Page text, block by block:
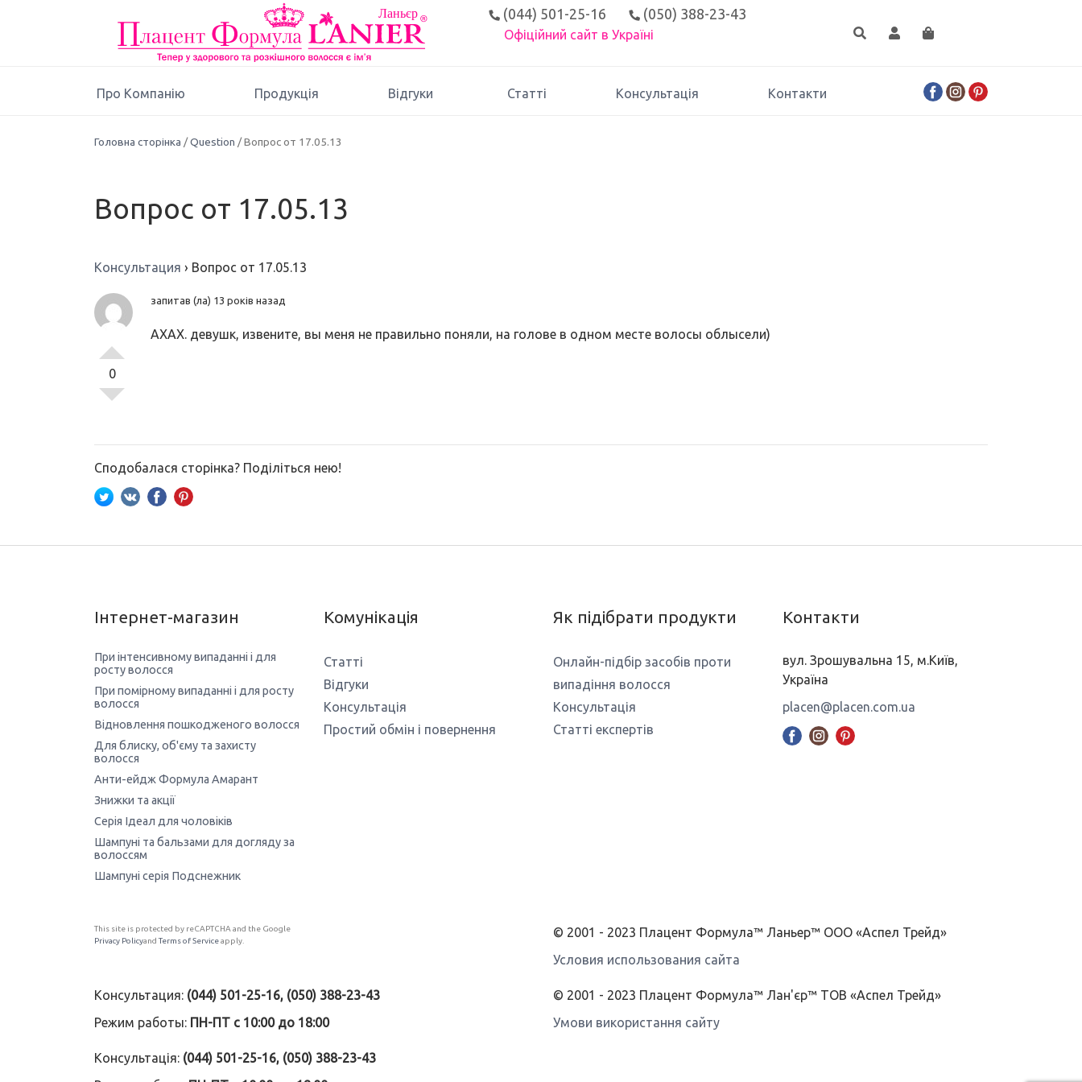
(044) 501-25-16 (050) 388-23-43
Офіційний сайт в Україні
Про Компанію Продукція Відгуки Статті Консультація Контакти
Головна сторінка /Question / Вопрос от 17.05.13
Вопрос от 17.05.13
Консультация › Вопрос от 17.05.13
0
запитав (ла) 13 років назад
АХАХ. девушк, извените, вы меня не правильно поняли, на голове в одном месте волосы облысели)
Сподобалася сторінка? Поділіться нею!
Інтернет-магазин
При інтенсивному випаданні і для
росту волосся
При помірному випаданні і для росту
волосся
Відновлення пошкодженого волосся
Для блиску, об'єму та захисту
волосся
Анти-ейдж Формула Амарант
Знижки та акції
Серія Ідеал для чоловіків
Шампуні та бальзами для догляду за
волоссям
Шампуні серія Подснежник
Комунікація
Статті
Відгуки
Консультація
Простий обмін і повернення
Як підібрати продукти
Онлайн-підбір засобів проти
випадіння волосся
Консультація
Статті експертів
Контакти
вул. Зрошувальна 15, м.Київ,
Україна
placen@placen.com.ua
This site is protected by reCAPTCHA and the Google
Privacy Policyand Terms of Serviceapply.
© 2001 - 2023 Плацент Формула™ Ланьер™ ООО «Аспел Трейд»
Условия использования сайта
Консультация: (044) 501-25-16, (050) 388-23-43
Режим работы: ПН-ПТ с 10:00 до 18:00
© 2001 - 2023 Плацент Формула™ Лан'єр™ ТОВ «Аспел Трейд»
Умови використання сайту
Консультація: (044) 501-25-16, (050) 388-23-43